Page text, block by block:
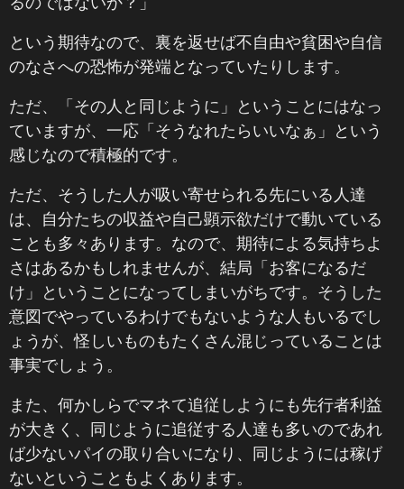
という期待なので、裏を返せば不自由や貧困や自信
のなさへの恐怖が発端となっていたりします。
ただ、「その人と同じように」ということにはなっ
ていますが、一応「そうなれたらいいなぁ」という
感じなので積極的です。
ただ、そうした人が吸い寄せられる先にいる人達
は、自分たちの収益や自己顕示欲だけで動いている
ことも多々あります。なので、期待による気持ちよ
さはあるかもしれませんが、結局「お客になるだ
け」ということになってしまいがちです。そうした
意図でやっているわけでもないような人もいるでし
ょうが、怪しいものもたくさん混じっていることは
事実でしょう。
また、何かしらでマネて追従しようにも先行者利益
が大きく、同じように追従する人達も多いのであれ
ば少ないパイの取り合いになり、同じようには稼げ
ないということもよくあります。